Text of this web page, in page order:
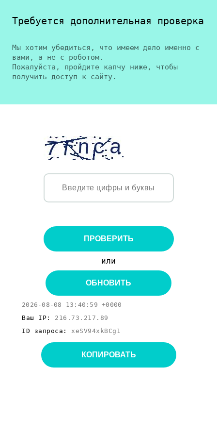
Требуется дополнительная проверка
Мы хотим убедиться, что имеем дело именно с
вами, а не с роботом.
Пожалуйста, пройдите капчу ниже, чтобы
получить доступ к сайту.
ПРОВЕРИТЬ
или
ОБНОВИТЬ
2026-08-08 13:40:59 +0000
Ваш IP: 216.73.217.89
ID запроса: xeSV94xkBCg1
КОПИРОВАТЬ